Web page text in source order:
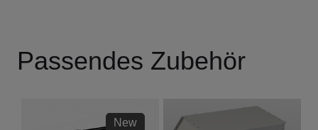
Passendes Zubehör
New